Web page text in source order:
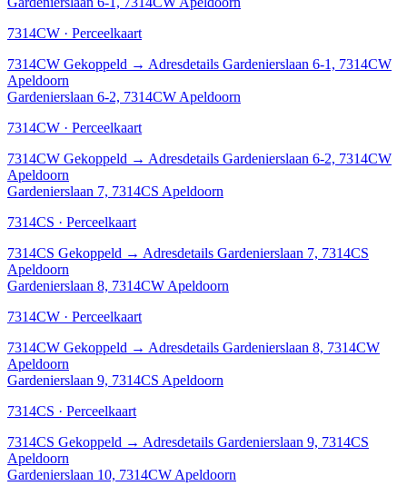
7314CW · Perceelkaart
7314CW Gekoppeld → Adresdetails Gardenierslaan 6-1, 7314CW
Apeldoorn
Gardenierslaan 6-2, 7314CW Apeldoorn
7314CW · Perceelkaart
7314CW Gekoppeld → Adresdetails Gardenierslaan 6-2, 7314CW
Apeldoorn
Gardenierslaan 7, 7314CS Apeldoorn
7314CS · Perceelkaart
7314CS Gekoppeld → Adresdetails Gardenierslaan 7, 7314CS
Apeldoorn
Gardenierslaan 8, 7314CW Apeldoorn
7314CW · Perceelkaart
7314CW Gekoppeld → Adresdetails Gardenierslaan 8, 7314CW
Apeldoorn
Gardenierslaan 9, 7314CS Apeldoorn
7314CS · Perceelkaart
7314CS Gekoppeld → Adresdetails Gardenierslaan 9, 7314CS
Apeldoorn
Gardenierslaan 10, 7314CW Apeldoorn